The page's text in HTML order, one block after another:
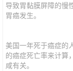
导致胃黏膜屏障的慢
胃癌发生。
美国一年死于癌症的
的癌症死亡率来计算
咸有关。